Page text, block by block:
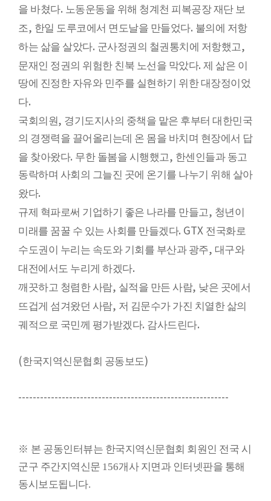
을 바쳤다. 노동운동을 위해 청계천 피복공장 재단 보
조, 한일 도루코에서 면도날을 만들었다. 불의에 저항
하는 삶을 살았다. 군사정권의 철권통치에 저항했고,
문재인 정권의 위험한 친북 노선을 막았다. 제 삶은 이
땅에 진정한 자유와 민주를 실현하기 위한 대장정이었
다.
국회의원, 경기도지사의 중책을 맡은 후부터 대한민국
의 경쟁력을 끌어올리는데 온 몸을 바치며 현장에서 답
을 찾아왔다. 무한 돌봄을 시행했고, 한센인들과 동고
동락하며 사회의 그늘진 곳에 온기를 나누기 위해 살아
왔다.
규제 혁파로써 기업하기 좋은 나라를 만들고, 청년이
미래를 꿈꿀 수 있는 사회를 만들겠다. GTX 전국화로
수도권이 누리는 속도와 기회를 부산과 광주, 대구와
대전에서도 누리게 하겠다.
깨끗하고 청렴한 사람, 실적을 만든 사람, 낮은 곳에서
뜨겁게 섬겨왔던 사람, 저 김문수가 가진 치열한 삶의
궤적으로 국민께 평가받겠다. 감사드린다.
(한국지역신문협회 공동보도)
----------------------------------------------------------
※ 본 공동인터뷰는 한국지역신문협회 회원인 전국 시
군구 주간지역신문 156개사 지면과 인터넷판을 통해
동시보도됩니다.